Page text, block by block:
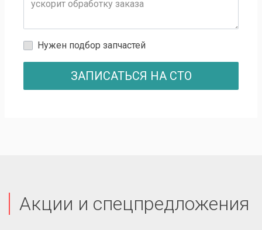
Нужен подбор запчастей
ЗАПИСАТЬСЯ НА СТО
Акции и спецпредложения